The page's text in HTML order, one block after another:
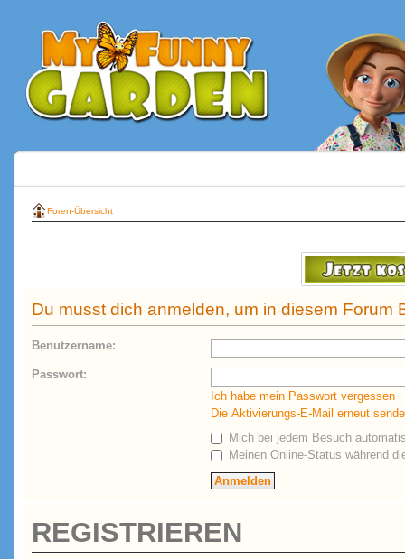
Foren-Übersicht
Du musst dich anmelden, um in diesem Forum
Benutzername:
Passwort:
Ich habe mein Passwort vergessen
Die Aktivierungs-E-Mail erneut
Mich bei jedem Besuch
Meinen Online-Status während
REGISTRIEREN